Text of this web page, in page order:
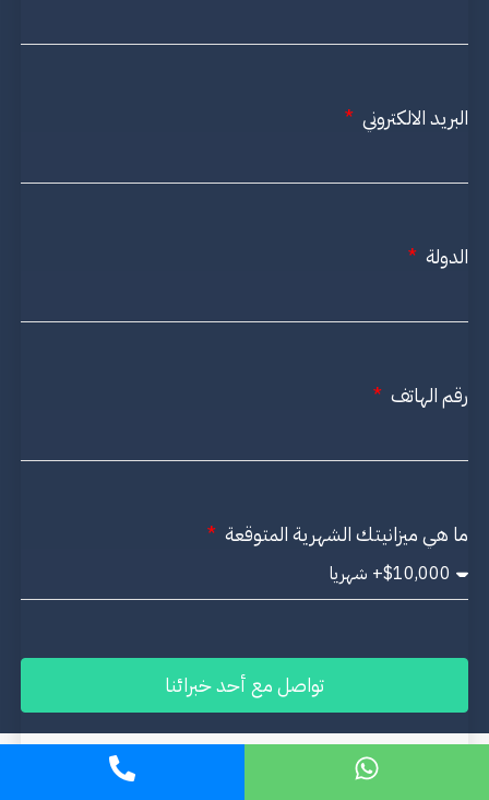
البريد الالكتروني
الدولة
رقم الهاتف
ما هي ميزانيتك الشهرية المتوقعة
تواصل مع أحد خبرائنا